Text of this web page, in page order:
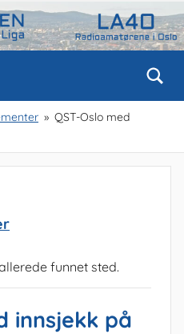
QST-Oslo med
funnet sted.
innsjekk på